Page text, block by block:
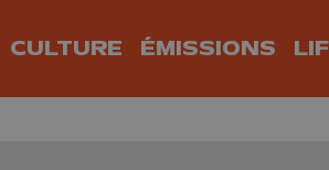
CULTURE ÉMISSIONS